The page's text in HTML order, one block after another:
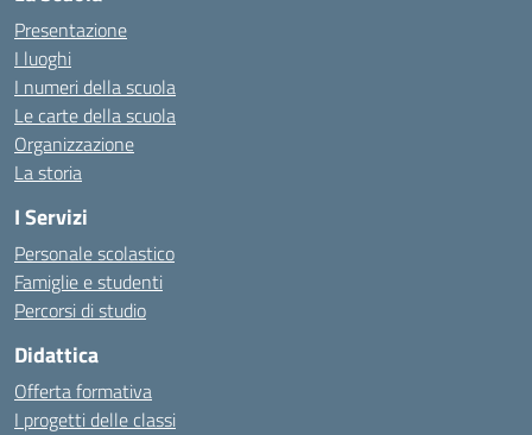
Presentazione
I luoghi
I numeri della scuola
Le carte della scuola
Organizzazione
La storia
I Servizi
Personale scolastico
Famiglie e studenti
Percorsi di studio
Didattica
Offerta formativa
I progetti delle classi